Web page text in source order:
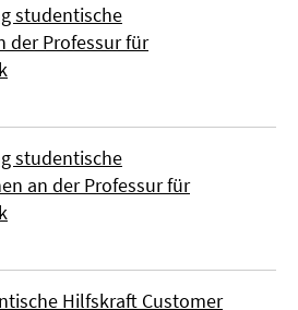
studentische
der Professur für
studentische
an der Professur für
Hilfskraft Customer